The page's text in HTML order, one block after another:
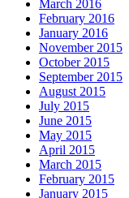
March 2016
February 2016
January 2016
November 2015
October 2015
September 2015
August 2015
July 2015
June 2015
May 2015
April 2015
March 2015
February 2015
January 2015